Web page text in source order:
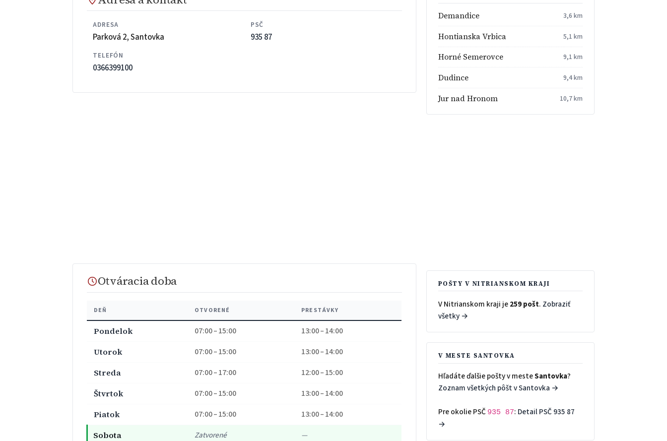
ADRESA
Parková 2, Santovka
PSČ
935 87
TELEFÓN
0366399100
Otváracia doba
DEŇ OTVORENÉ PRESTÁVKY
Pondelok 07:00 – 15:00
13:00 – 14:00
Utorok
07:00 – 15:00
13:00 – 14:00
Streda
07:00 – 17:00
12:00 – 15:00
Štvrtok
07:00 – 15:00
13:00 – 14:00
Piatok
07:00 – 15:00
13:00 – 14:00
Sobota
Zatvorené
—
Demandice 3,6 km
Hontianska Vrbica 5,1 km
Horné Semerovce 9,1 km
Dudince 9,4 km
Jur nad Hronom 10,7 km
POŠTY V NITRIANSKOM KRAJI
V Nitrianskom kraji je259 pošt. Zobraziť
všetky →
V MESTE SANTOVKA
Hľadáte ďalšie pošty v mesteSantovka?
Zoznam všetkých pôšt v Santovka →
Pre okolie PSČ 935 87: Detail PSČ 935 87
→